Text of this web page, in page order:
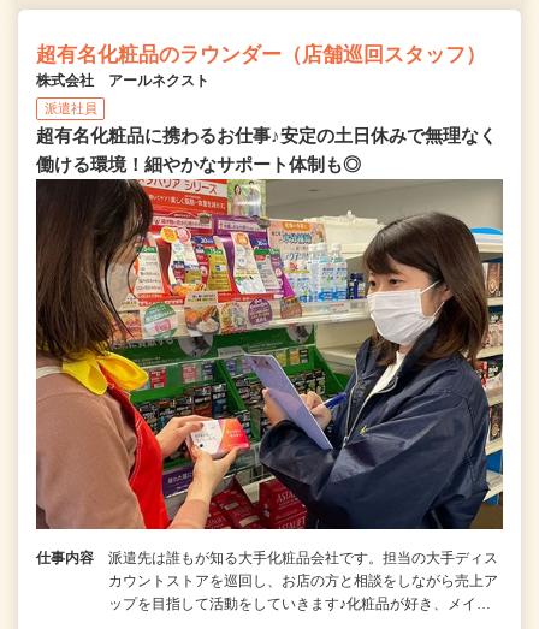
超有名化粧品のラウンダー（店舗巡回スタッフ）
株式会社 アールネクスト
派遣社員
超有名化粧品に携わるお仕事♪安定の土日休みで無理なく
働ける環境！細やかなサポート体制も◎
仕事内容
派遣先は誰もが知る大手化粧品会社です。担当の大手ディス
カウントストアを巡回し、お店の方と相談をしながら売上ア
ップを目指して活動をしていきます♪化粧品が好き、メイ…